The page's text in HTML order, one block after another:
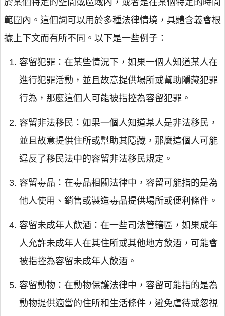
於某個特定的空間或區域內，或者是在某個特定的時間
範圍內。這個詞可以用於多種法律情境，具體含義會根
據上下文而有所不同。以下是一些例子：
容留犯罪：在某些情況下，如果一個人知道某人在
進行犯罪活動，並且故意提供場所或幫助隱藏犯罪
行為，那麼這個人可能被指控為容留犯罪。
容留非法移民：如果一個人知道某人是非法移民，
並且故意提供住所或幫助其隱藏，那麼這個人可能
違反了移民法中的容留非法移民規定。
容留毒品：在毒品相關法律中，容留可能指的是為
他人使用、銷售或製造毒品提供場所或便利條件。
容留未成年人飲酒：在一些司法管轄區，如果成年
人允許未成年人在其住所或其他地方飲酒，可能會
被指控為容留未成年人飲酒。
容留動物：在動物保護法律中，容留可能指的是為
動物提供適當的住所和生活條件，避免虐待或忽視